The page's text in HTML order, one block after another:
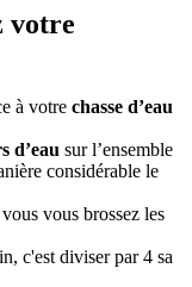
votre
à votre chasse d’eau
d’eau sur l’ensemble
considérable le
vous brossez les
c'est diviser par 4 sa